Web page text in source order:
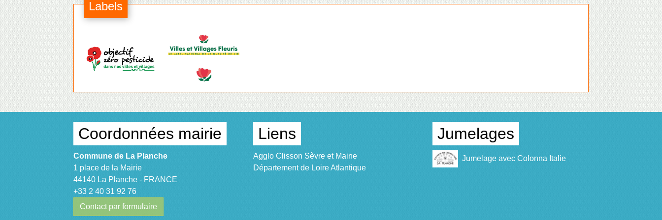
Labels
Coordonnées mairie
Commune de La Planche
1 place de la Mairie
44140 La Planche - FRANCE
+33 2 40 31 92 76
Contact par formulaire
Liens
Agglo Clisson Sèvre et Maine
Département de Loire Atlantique
Jumelages
Jumelage avec Colonna Italie